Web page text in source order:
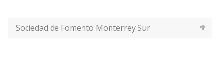
Sociedad de Fomento Monterrey Sur